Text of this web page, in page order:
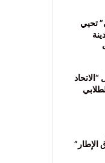
تحيي
الإطار”